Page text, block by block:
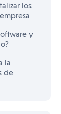
los
y
la
de